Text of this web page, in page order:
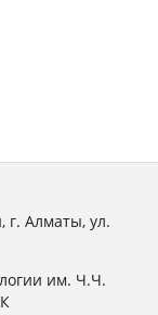
г. Алматы, ул.
им. Ч.Ч.